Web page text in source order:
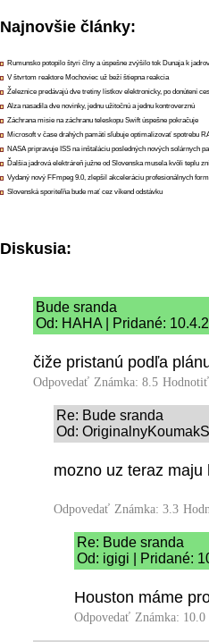
Najnovšie články:
Rumunsko potopilo štyri člny a úspešne zvýšilo tok Dunaja k
V štvrtom reaktore Mochoviec už beží štiepna reakcia
Železnice predávajú dve tretiny lístkov elektronicky, po donútení
Alza nasadila dve novinky, jednu užitočnú a jednu kontroverznú
Záchrana misie na záchranu teleskopu Swift úspešne pokračuje
Microsoft v čase drahých pamätí sľubuje optimalizovať spotrebu
NASA pripravuje ISS na inštaláciu posledných nových solárnych
Ďalšia jadrová elektráreň južne od Slovenska musela kvôli teplu
Vydaný nový FFmpeg 9.0, zlepšil akceleráciu profesionálnych
Slovenská sporiteľňa bude mať cez víkend odstávku
Diskusia:
Bude sranda
Od: HAHA | Pridané:
čiže pristanú podľa
Odpovedať Známka: 8.5
Re: Bude sranda
Od:
mozno uz teraz
Odpovedať Známka: 3.3
Re: Bude sranda
Od: igigi | Pridané:
Houston máme
Odpovedať Známka: 10.0